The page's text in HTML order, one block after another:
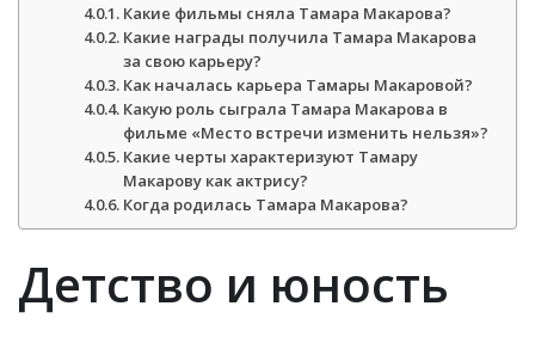
Какие фильмы сняла Тамара Макарова?
Какие награды получила Тамара Макарова
за свою карьеру?
Как началась карьера Тамары Макаровой?
Какую роль сыграла Тамара Макарова в
фильме «Место встречи изменить нельзя»?
Какие черты характеризуют Тамару
Макарову как актрису?
Когда родилась Тамара Макарова?
Детство и юность